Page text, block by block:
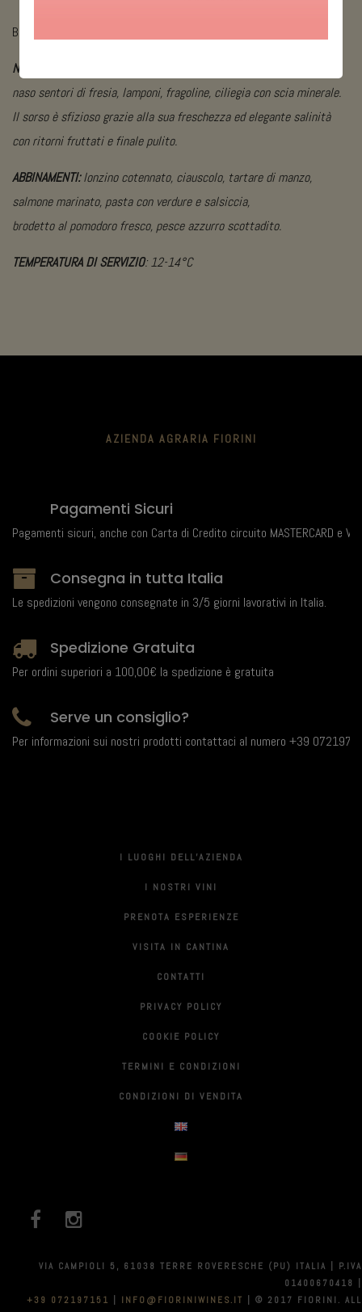
BOTTIGLIA 750 ML / CARTONI 6 BOTTIGLIE
NOTE ORGANOLETTICHE:
naso sentori di fresia, lamponi, fragoline, ciliegia con scia minerale.
Il sorso è sfizioso grazie alla sua freschezza ed elegante salinità
con ritorni fruttati e finale pulito.
ABBINAMENTI:lonzino cotennato, ciauscolo, tartare di manzo,
salmone marinato, pasta con verdure e salsiccia,
brodetto al pomodoro fresco, pesce azzurro scottadito.
TEMPERATURA DI SERVIZIO: 12-14°C
AZIENDA AGRARIA FIORINI
Pagamenti Sicuri
Pagamenti sicuri, anche con Carta di Credito circuito MASTERCARD e
Consegna in tutta Italia
Le spedizioni vengono consegnate in 3/5 giorni lavorativi in Italia.
Spedizione Gratuita
Per ordini superiori a 100,00€ la spedizione è gratuita
Serve un consiglio?
Per informazioni sui nostri prodotti contattaci al numero +39
I LUOGHI DELL’AZIENDA
I NOSTRI VINI
PRENOTA ESPERIENZE
VISITA IN CANTINA
CONTATTI
PRIVACY POLICY
COOKIE POLICY
TERMINI E CONDIZIONI
CONDIZIONI DI VENDITA
VIA CAMPIOLI 5, 61038 TERRE ROVERESCHE (PU) ITALIA | P.IVA
01400670418 |
+39 072197151
INFO@FIORINIWINES.IT
| © 2017 FIORINI. ALL